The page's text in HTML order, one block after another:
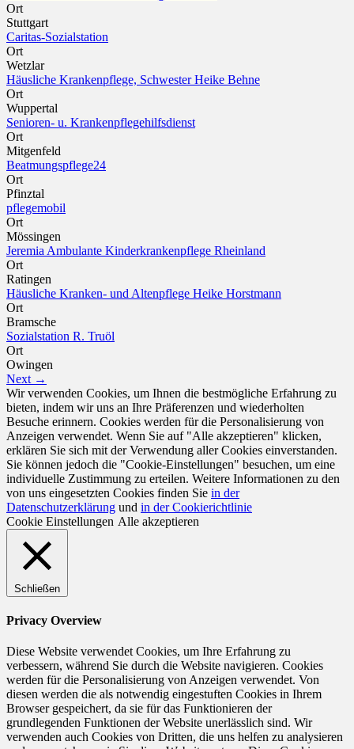
Ort
Stuttgart
Caritas-Sozialstation
Ort
Wetzlar
Häusliche Krankenpflege, Schwester Heike Behne
Ort
Wuppertal
Senioren- u. Krankenpflegehilfsdienst
Ort
Mitgenfeld
Beatmungspflege24
Ort
Pfinztal
pflegemobil
Ort
Mössingen
Jeremia Ambulante Kinderkrankenpflege Rheinland
Ort
Ratingen
Häusliche Kranken- und Altenpflege Heike Horstmann
Ort
Bramsche
Sozialstation R. Truöl
Ort
Owingen
Next →
Wir verwenden Cookies, um Ihnen die bestmögliche Erfahrung zu
bieten, indem wir uns an Ihre Präferenzen und wiederholten
Besuche erinnern. Cookies werden für die Personalisierung von
Anzeigen verwendet. Wenn Sie auf "Alle akzeptieren" klicken,
erklären Sie sich mit der Verwendung aller Cookies einverstanden.
Sie können jedoch die "Cookie-Einstellungen" besuchen, um eine
individuelle Zustimmung zu erteilen. Weitere Informationen zu den
von uns eingesetzten Cookies finden Sie in der
Datenschutzerklärung und in der Cookierichtlinie
Cookie Einstellungen Alle akzeptieren
Schließen
Privacy Overview
Diese Website verwendet Cookies, um Ihre Erfahrung zu
verbessern, während Sie durch die Website navigieren. Cookies
werden für die Personalisierung von Anzeigen verwendet. Von
diesen werden die als notwendig eingestuften Cookies in Ihrem
Browser gespeichert, da sie für das Funktionieren der
grundlegenden Funktionen der Website unerlässlich sind. Wir
verwenden auch Cookies von Dritten, die uns helfen zu analysieren